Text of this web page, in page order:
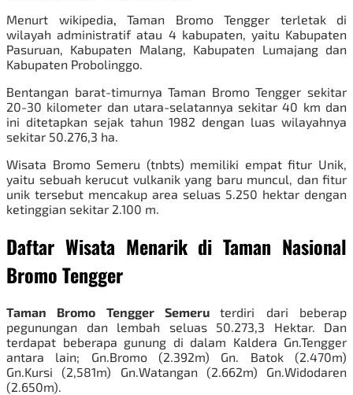
Menurt
wikipedia, Taman Bromo Tengger terletak di
wilayah administratif atau 4 kabupaten, yaitu Kabupaten
Pasuruan, Kabupaten Malang, Kabupaten Lumajang dan
Kabupaten Probolinggo.
Bentangan barat-timurnya Taman Bromo Tengger sekitar
20-30 kilometer dan utara-selatannya sekitar 40 km dan
ini ditetapkan sejak tahun 1982 dengan luas wilayahnya
sekitar 50.276,3 ha.
Wisata Bromo Semeru (tnbts) memiliki empat fitur Unik,
yaitu sebuah kerucut vulkanik yang baru muncul, dan fitur
unik tersebut mencakup area seluas 5.250 hektar dengan
ketinggian sekitar 2.100 m.
Daftar Wisata Menarik di Taman Nasional
Bromo Tengger
Taman Bromo Tengger Semeruterdiri dari beberap
pegunungan dan lembah seluas 50.273,3 Hektar. Dan
terdapat beberapa gunung di dalam Kaldera Gn.Tengger
antara lain; Gn.Bromo (2.392m) Gn. Batok (2.470m)
Gn.Kursi (2,581m) Gn.Watangan (2.662m) Gn.Widodaren
(2.650m).